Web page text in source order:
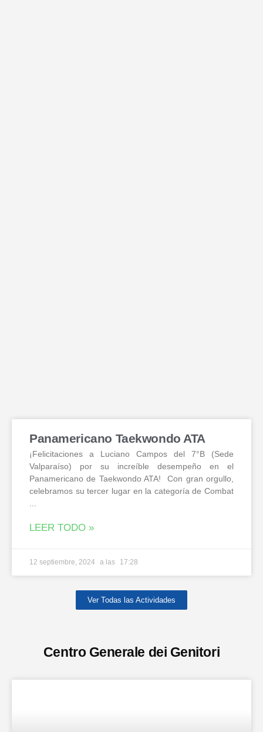
Panamericano Taekwondo ATA
¡Felicitaciones a Luciano Campos del 7°B (Sede
Valparaíso) por su increíble desempeño en el
Panamericano de Taekwondo ATA! Con gran orgullo,
celebramos su tercer lugar en la categoría de Combat
LEER TODO »
12 septiembre, 2024 17:28
Ver Todas las Actividades
Centro Generale dei Genitori